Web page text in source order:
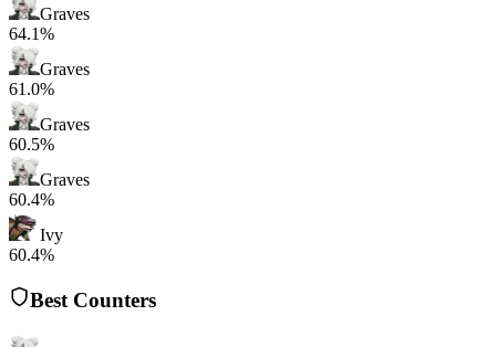
Graves
64.1%
Graves
61.0%
Graves
60.5%
Graves
60.4%
Ivy
60.4%
Best Counters